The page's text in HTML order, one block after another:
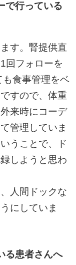
で行っている
す。腎提供直
回フォローを
も食事管理をベ
すので、体重
来時にコーデ
管理していま
うことで、ド
しようと思わ
人間ドックな
にしていま
る患者さんへ